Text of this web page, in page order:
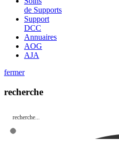
de Supports
Support
DCC
Annuaires
AOG
AJA
fermer
recherche